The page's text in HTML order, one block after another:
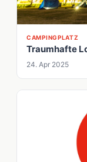
CAMPINGPLATZ
Traumhafte
24. Apr 2025